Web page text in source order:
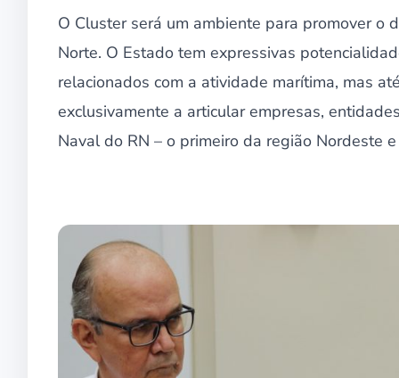
O Cluster será um ambiente para promover o
Norte. O Estado tem expressivas
relacionados com a atividade marítima, mas
exclusivamente a articular empresas,
Naval do RN – o primeiro da região Nordeste